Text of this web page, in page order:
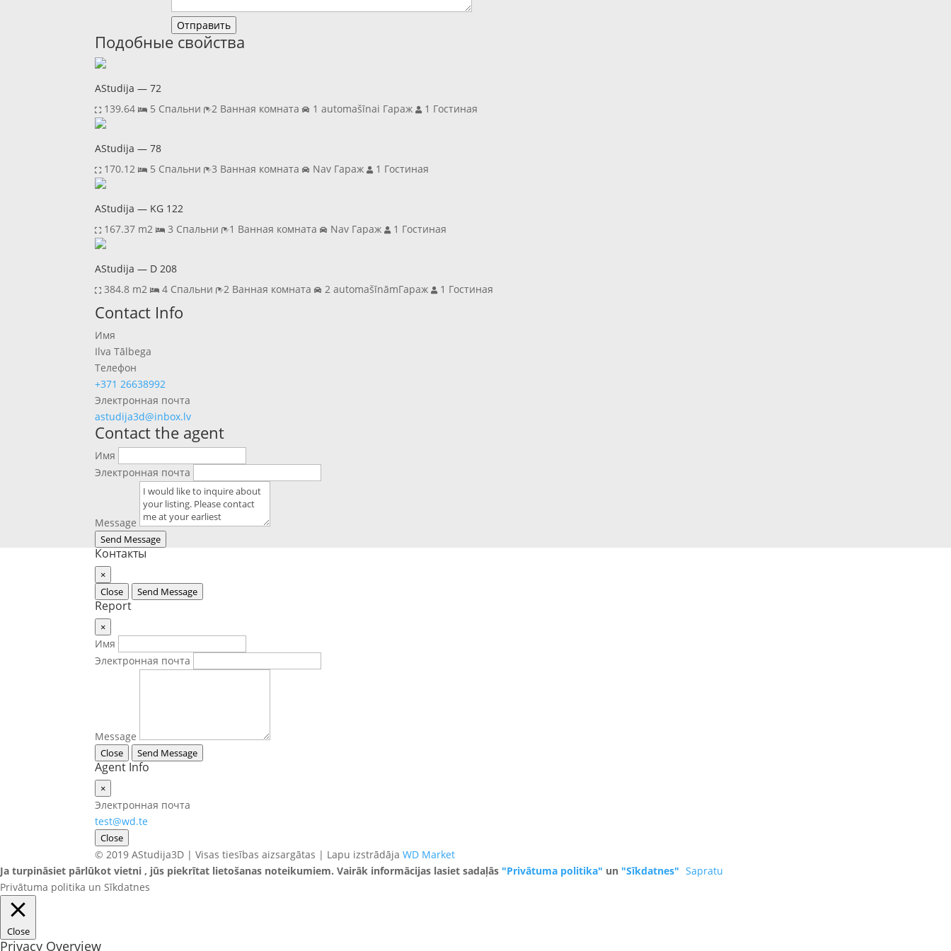
Отправить
Подобные свойства
AStudija — 72
139.64
5 Спальни 2 Ванная комната 1 automašīnai Гараж 1 Гостиная
AStudija — 78
170.12
5 Спальни 3 Ванная комната Nav Гараж 1 Гостиная
AStudija — KG 122
167.37 m2
3 Спальни 1 Ванная комната Nav Гараж 1 Гостиная
AStudija — D 208
384.8 m2
4 Спальни 2 Ванная комната 2 automašīnāmГараж
1 Гостиная
Previous
Next
Contact Info
Имя
Ilva Tālbega
Телефон
+371 26638992
Электронная почта
astudija3d@inbox.lv
Contact the agent
Имя
Электронная почта
Message
Send Message
Контакты
×
Close
Send Message
Report
×
Имя
Электронная почта
Message
Close Send Message
Agent Info
×
Электронная почта
test@wd.te
Close
© 2019 AStudija3D | Visas tiesības aizsargātas | Lapu izstrādājaWD Market
Ja turpināsiet pārlūkot vietni , jūs piekrītat lietošanas noteikumiem. Vairāk informācijas lasiet sadaļās "Privātuma politika" un "Sīkdatnes" Sapratu
Privātuma politika un Sīkdatnes
Close
Privacy Overview